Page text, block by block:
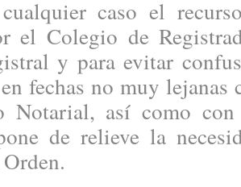
caso el recurso
el Colegio de
y para evitar
fechas no muy
Notarial, así como
de relieve la